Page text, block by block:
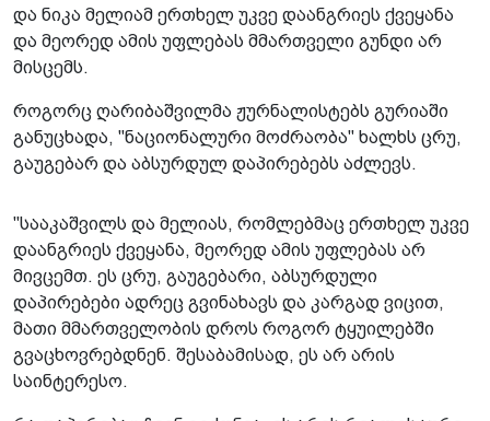
და ნიკა მელიამ ერთხელ უკვე დაანგრიეს ქვეყანა
და მეორედ ამის უფლებას მმართველი გუნდი არ
მისცემს.
როგორც ღარიბაშვილმა ჟურნალისტებს გურიაში
განუცხადა, "ნაციონალური მოძრაობა" ხალხს ცრუ,
გაუგებარ და აბსურდულ დაპირებებს აძლევს.
"სააკაშვილს და მელიას, რომლებმაც ერთხელ უკვე
დაანგრიეს ქვეყანა, მეორედ ამის უფლებას არ
მივცემთ. ეს ცრუ, გაუგებარი, აბსურდული
დაპირებები ადრეც გვინახავს და კარგად ვიცით,
მათი მმართველობის დროს როგორ ტყუილებში
გვაცხოვრებდნენ. შესაბამისად, ეს არ არის
საინტერესო.